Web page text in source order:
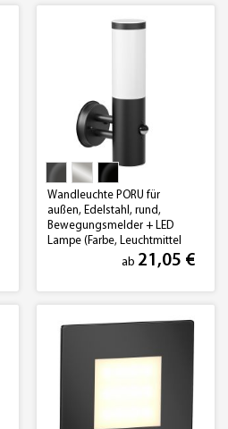
Wandleuchte PORU für
außen, Edelstahl, rund,
Bewegungsmelder + LED
Lampe (Farbe, Leuchtmittel
ab 21,05 €